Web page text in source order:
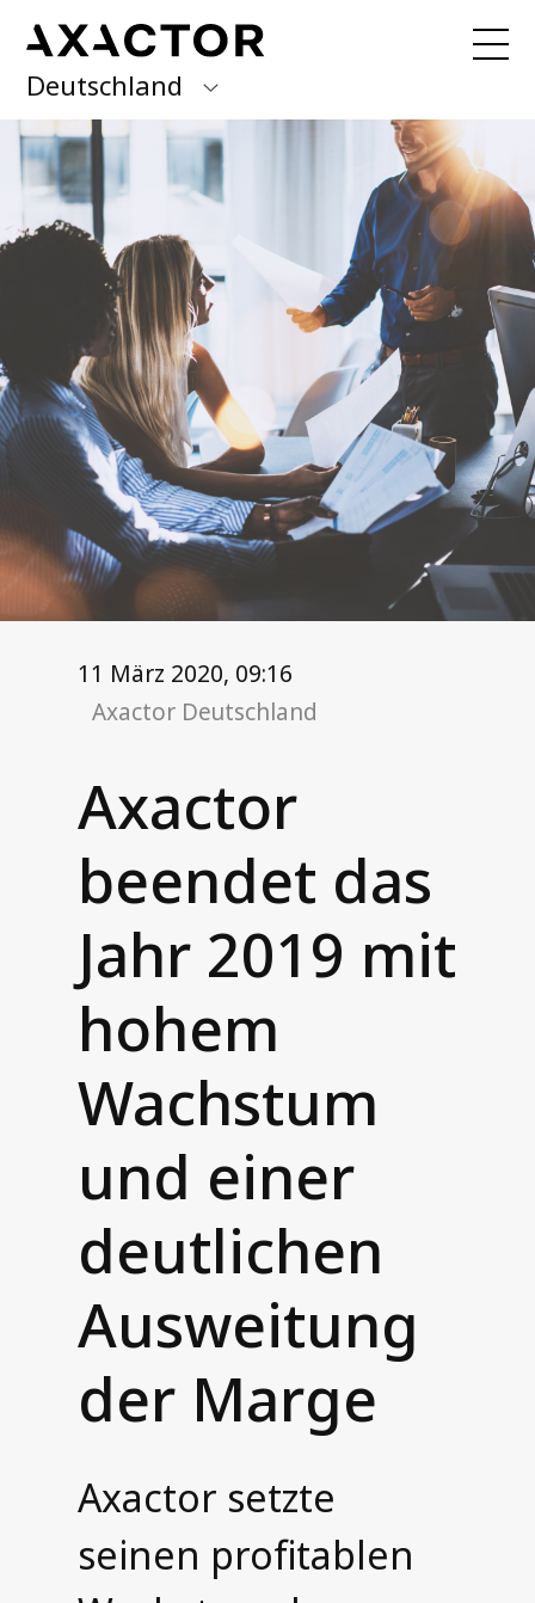
Deutschland
Axactor Group
Finland
Germany
Norway
Spain
Sweden
Sie möchten Ihre Forderung
begleichen?
Hier finden Sie alle
Informationen.
Über uns
Was wir tun
Gute Gründe
News
Unser Management Team
Karriere bei Axactor
Nachhaltigkeit
Erklärung zur Barrierefreiheit
Unsere Leistungen
Forderungskauf (NPL)
Außendienstservices
Kontakt
Informationen für Schuldner
11 März 2020, 09:16
Axactor Deutschland
Axactor
beendet das
Jahr 2019 mit
hohem
Wachstum
und einer
deutlichen
Ausweitung
der Marge
Axactor setzte
seinen profitablen